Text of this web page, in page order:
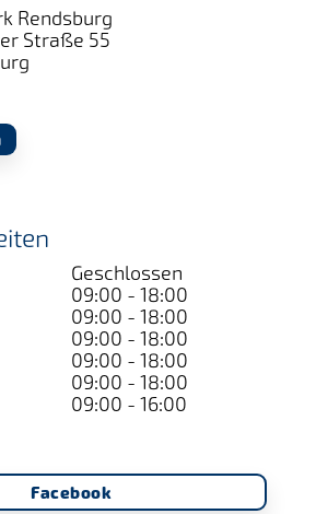
Rendsburg
Straße 55
Geschlossen
09:00 - 18:00
09:00 - 18:00
09:00 - 18:00
09:00 - 18:00
09:00 - 18:00
09:00 - 16:00
Facebook